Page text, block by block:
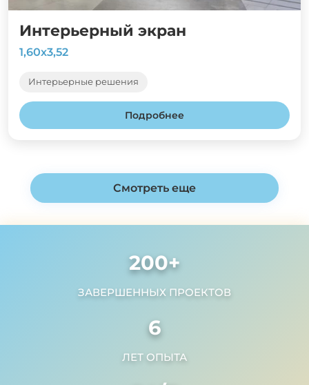
Интерьерный экран
1,60х3,52
Интерьерные решения
Подробнее
Смотреть еще
200+
ЗАВЕРШЕННЫХ ПРОЕКТОВ
6
ЛЕТ ОПЫТА